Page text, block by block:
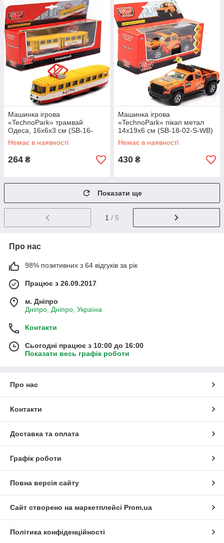
Машинка ігрова
«TechnoPark» трамвай
Одеса, 16х6х3 см (SB-16-
66WB-U)
Немає в наявності
264 ₴
Машинка ігрова
«TechnoPark» пікап метал
14х19х6 см (SB-18-02-S-WB)
Немає в наявності
430 ₴
Показати ще
1 / 5
Про нас
98% позитивних з 64 відгуків за рік
Працює з 26.09.2017
м. Дніпро
Дніпро, Дніпро, Україна
Контакти
Сьогодні працює з 10:00 до 16:00
Показати весь графік роботи
Про нас
Контакти
Доставка та оплата
Графік роботи
Повна версія сайту
Сайт створено на маркетплейсі Prom.ua
Політика конфіденційності